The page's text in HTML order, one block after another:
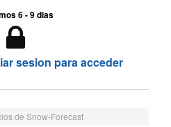
6 - 9 dias
sesion para acceder
de Snow-Forecast